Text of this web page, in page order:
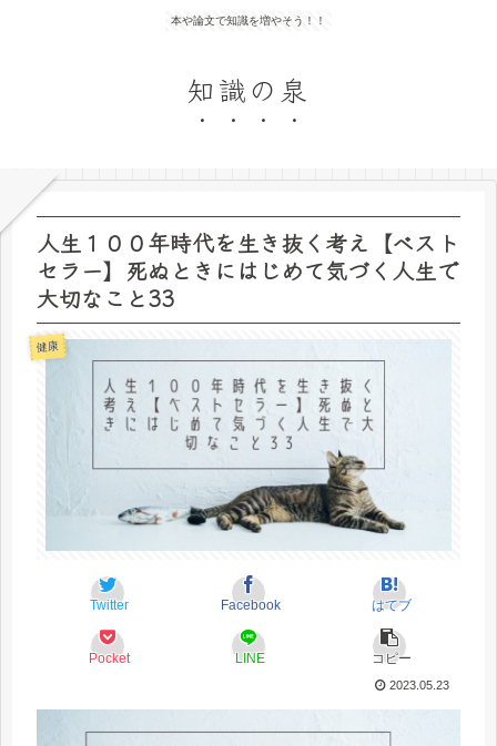
本や論文で知識を増やそう！！
知識の泉
人生１００年時代を生き抜く考え【ベスト
セラー】死ぬときにはじめて気づく人生で
大切なこと33
健康
Twitter Facebook はてブ
Pocket LINE コピー
2023.05.23